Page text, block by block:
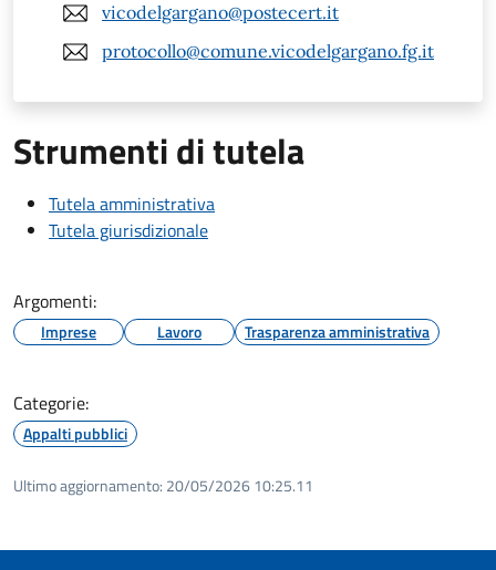
vicodelgargano@postecert.it
protocollo@comune.vicodelgargano.fg.it
Strumenti di tutela
Tutela amministrativa
Tutela giurisdizionale
Argomenti:
Imprese Lavoro Trasparenza amministrativa
Categorie:
Appalti pubblici
Ultimo aggiornamento: 20/05/2026 10:25.11